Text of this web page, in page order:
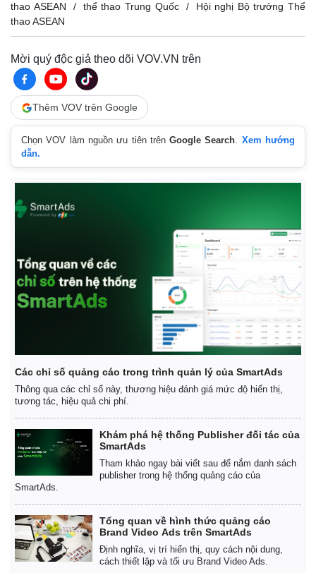
Thể thao
Bóng đá
Lịch thi đấu bóng đá
Thế giới thể thao
eSports
Ô tô
Xe máy
thao ASEAN
thể thao Trung Quốc
Hội nghị Bộ trưởng Thể
thao ASEAN
Mời quý độc giả theo dõi VOV.VN trên
Thêm VOV trên Google
Chọn VOV làm nguồn ưu tiên trênGoogle Search. Xem hướng
dẫn.
Các chỉ số quảng cáo trong trình quản lý của SmartAds
Thông qua các chỉ số này, thương hiệu đánh giá mức độ hiển thị,
tương tác, hiệu quả chi phí.
Khám phá hệ thống Publisher đối tác của
SmartAds
Tham khảo ngay bài viết sau để nắm danh sách
publisher trong hệ thống quảng cáo của
SmartAds.
Tổng quan về hình thức quảng cáo
Brand Video Ads trên SmartAds
Định nghĩa, vị trí hiển thị, quy cách nội dung,
cách thiết lập và tối ưu Brand Video Ads.